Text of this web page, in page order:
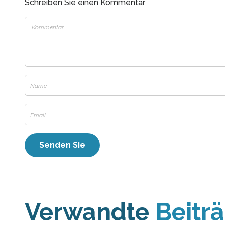
Schreiben Sie einen Kommentar
Verwandte